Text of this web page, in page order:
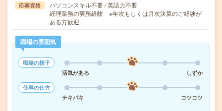
応募資格
パソコンスキル不要 / 英語力不要
経理業務の実務経験 ※年次もしくは月次決算のご経験が
ある方歓迎
職場の雰囲気
職場の様子
活気がある
しずか
仕事の仕方
テキパキ
コツコツ